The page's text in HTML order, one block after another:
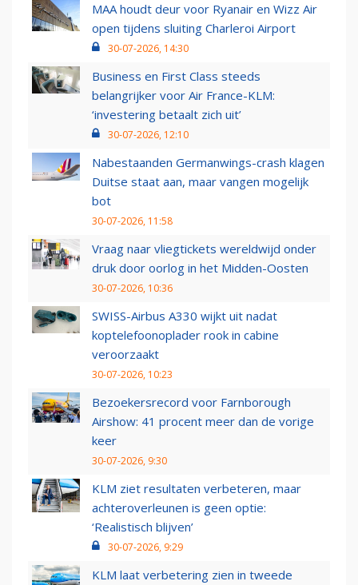
MAA houdt deur voor Ryanair en Wizz Air
open tijdens sluiting Charleroi Airport
30-07-2026, 14:30
Business en First Class steeds
belangrijker voor Air France-KLM:
‘investering betaalt zich uit’
30-07-2026, 12:10
Nabestaanden Germanwings-crash klagen
Duitse staat aan, maar vangen mogelijk
bot
30-07-2026, 11:58
Vraag naar vliegtickets wereldwijd onder
druk door oorlog in het Midden-Oosten
30-07-2026, 10:36
SWISS-Airbus A330 wijkt uit nadat
koptelefoonoplader rook in cabine
veroorzaakt
30-07-2026, 10:23
Bezoekersrecord voor Farnborough
Airshow: 41 procent meer dan de vorige
keer
30-07-2026, 9:30
KLM ziet resultaten verbeteren, maar
achteroverleunen is geen optie:
‘Realistisch blijven’
30-07-2026, 9:29
KLM laat verbetering zien in tweede